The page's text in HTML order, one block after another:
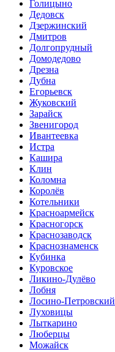
Голицыно
Дедовск
Дзержинский
Дмитров
Долгопрудный
Домодедово
Дрезна
Дубна
Егорьевск
Жуковский
Зарайск
Звенигород
Ивантеевка
Истра
Кашира
Клин
Коломна
Королёв
Котельники
Красноармейск
Красногорск
Краснозаводск
Краснознаменск
Кубинка
Куровское
Ликино-Дулёво
Лобня
Лосино-Петровский
Луховицы
Лыткарино
Люберцы
Можайск